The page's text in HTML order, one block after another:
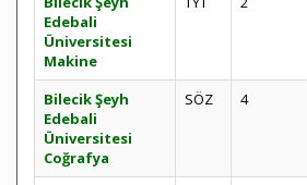
Edebali
Üniversitesi
Makine
Bilecik Şeyh
Edebali
Üniversitesi
Coğrafya
SÖZ 4